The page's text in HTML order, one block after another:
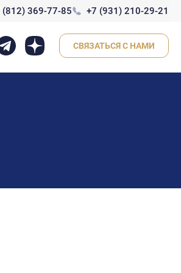
(812) 369-77-85 +7 (931) 210-29-21
СВЯЗАТЬСЯ С НАМИ